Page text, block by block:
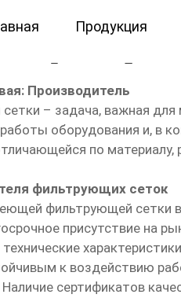
Продукция
Производитель
– задача, важная
оборудования и, в
по
фильтрующих сеток
фильтрующей сетки
присутствие на
к воздействию
сертификатов